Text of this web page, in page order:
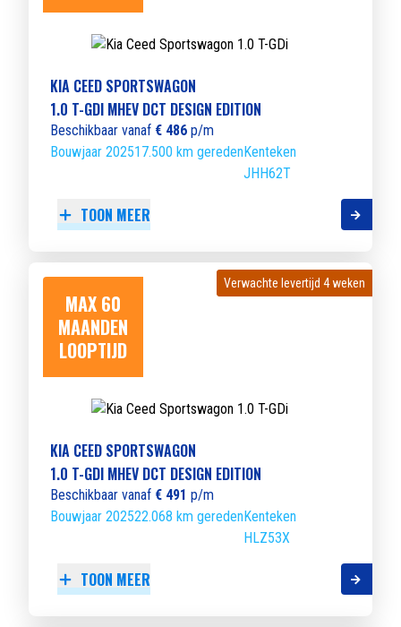
KIA CEED SPORTSWAGON
1.0 T-GDI MHEV DCT DESIGN EDITION
Beschikbaar vanaf € 486 p/m
Bouwjaar 202517.500 km geredenKenteken
JHH62T
TOON MEER
MAX 60
MAANDEN
LOOPTIJD
Verwachte levertijd 4 weken
Verwachte levertijd 4 weken
KIA CEED SPORTSWAGON
1.0 T-GDI MHEV DCT DESIGN EDITION
Beschikbaar vanaf € 491 p/m
Bouwjaar 202522.068 km geredenKenteken
HLZ53X
TOON MEER